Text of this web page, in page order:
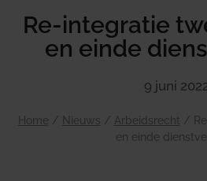
Re-integratie
en einde
9 juni
Home / Nieuws / Arbeidsrecht /
en einde